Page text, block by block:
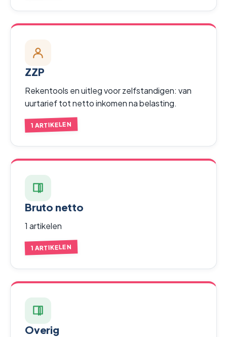
ZZP
Rekentools en uitleg voor zelfstandigen: van
uurtarief tot netto inkomen na belasting.
1 ARTIKELEN
Bruto netto
1 artikelen
1 ARTIKELEN
Overig